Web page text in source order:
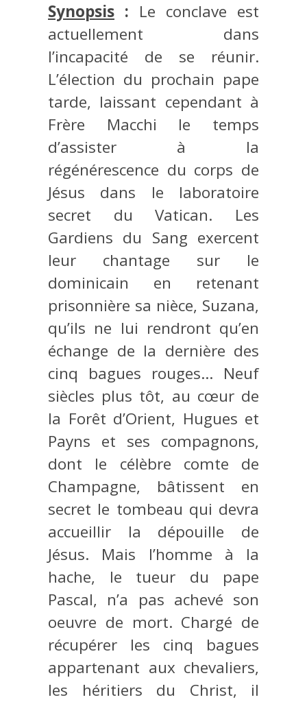
Synopsis : Le conclave est
actuellement dans
l’incapacité de se réunir.
L’élection du prochain pape
tarde, laissant cependant à
Frère Macchi le temps
d’assister à la
régénérescence du corps de
Jésus dans le laboratoire
secret du Vatican. Les
Gardiens du Sang exercent
leur chantage sur le
dominicain en retenant
prisonnière sa nièce, Suzana,
qu’ils ne lui rendront qu’en
échange de la dernière des
cinq bagues rouges… Neuf
siècles plus tôt, au cœur de
la Forêt d’Orient, Hugues et
Payns et ses compagnons,
dont le célèbre comte de
Champagne, bâtissent en
secret le tombeau qui devra
accueillir la dépouille de
Jésus. Mais l’homme à la
hache, le tueur du pape
Pascal, n’a pas achevé son
oeuvre de mort. Chargé de
récupérer les cinq bagues
appartenant aux chevaliers,
les héritiers du Christ, il